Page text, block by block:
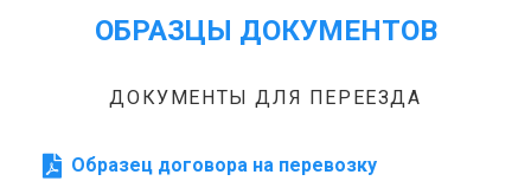
ОБРАЗЦЫ ДОКУМЕНТОВ
ДОКУМЕНТЫ ДЛЯ ПЕРЕЕЗДА
Образец договора на перевозку